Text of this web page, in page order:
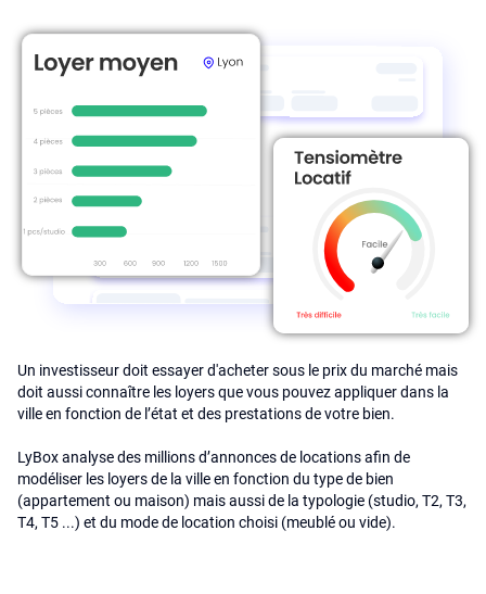
Un investisseur doit essayer d'acheter sous le prix du marché mais
doit aussi connaître les loyers que vous pouvez appliquer dans la
ville en fonction de l’état et des prestations de votre bien.
LyBox analyse des millions d’annonces de locations afin de
modéliser les loyers de la ville en fonction du type de bien
(appartement ou maison) mais aussi de la typologie (studio, T2, T3,
T4, T5 ...) et du mode de location choisi (meublé ou vide).